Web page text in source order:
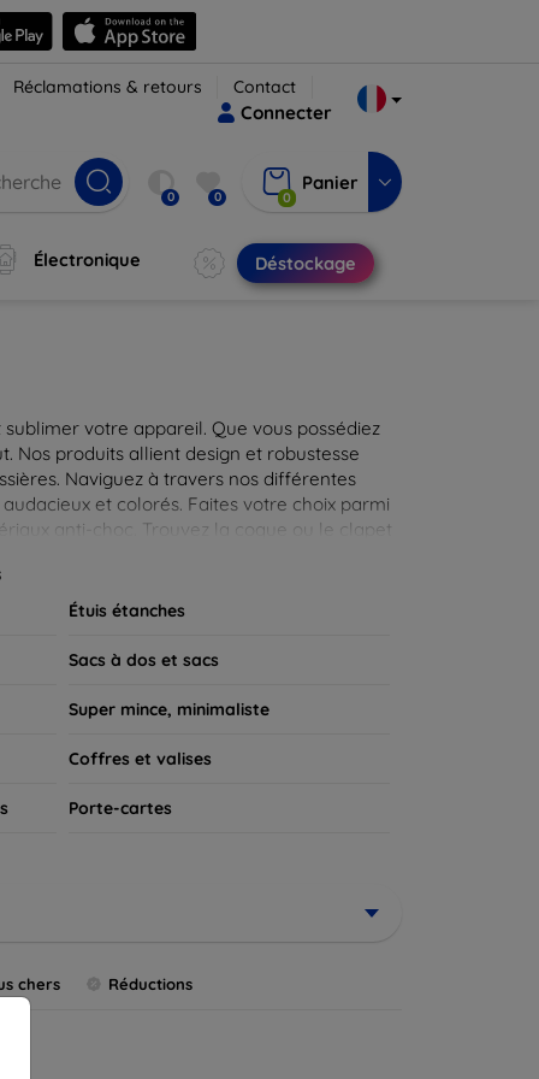
Réclamations & retours Contact
Connecter
0 0 0
Panier
Électronique Déstockage
votre appareil. Que vous possédiez
Nos produits allient design et robustesse
Naviguez à travers nos différentes
et colorés. Faites votre choix parmi
anti-choc. Trouvez la coque ou le clapet
Étuis étanches
Sacs à dos et sacs
Super mince, minimaliste
Coffres et valises
Porte-cartes
chers Réductions